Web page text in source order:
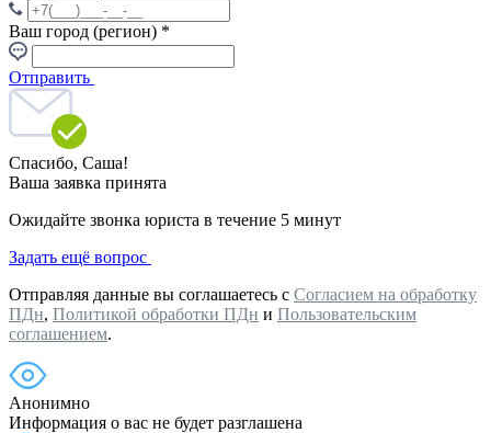
Ваш город (регион) *
Отправить
Спасибо, Саша!
Ваша заявка принята
Ожидайте звонка юриста в течение 5 минут
Задать ещё вопрос
Отправляя данные вы соглашаетесь с Согласием на обработку
ПДн, Политикой обработки ПДн и Пользовательским
соглашением.
Анонимно
Информация о вас не будет разглашена